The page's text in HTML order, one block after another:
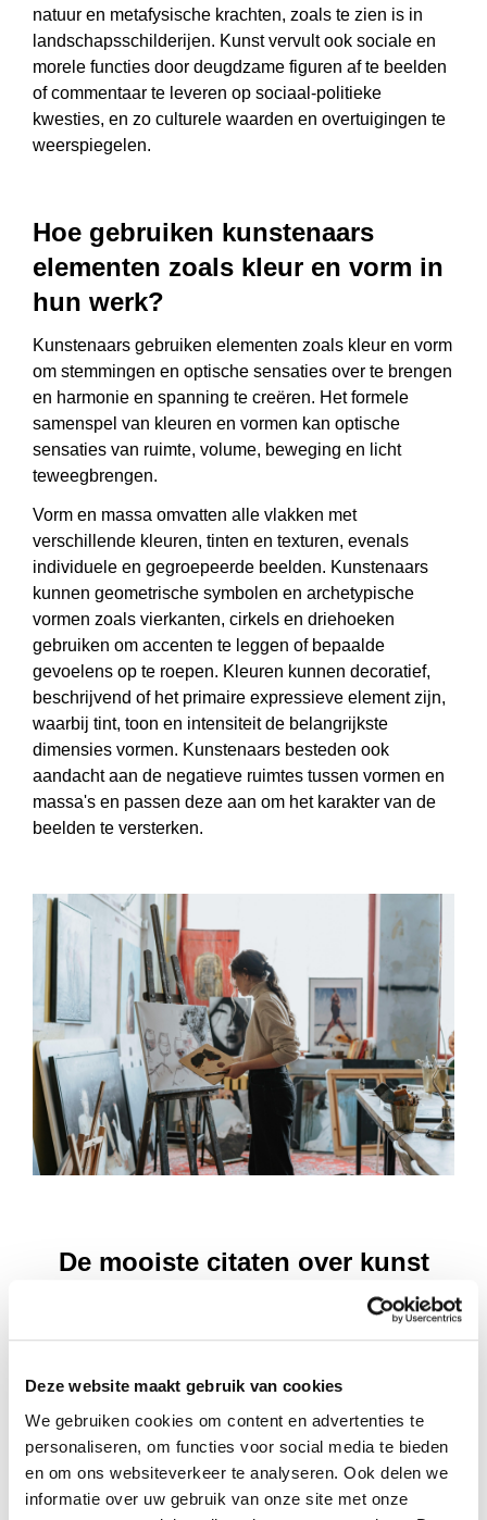
Deze website maakt gebruik van cookies
We gebruiken cookies om content en advertenties te
personaliseren, om functies voor social media te bieden
en om ons websiteverkeer te analyseren. Ook delen we
informatie over uw gebruik van onze site met onze
natuur en metafysische krachten, zoals te zien is in
landschapsschilderijen. Kunst vervult ook sociale en
morele functies door deugdzame figuren af ​​te beelden
of commentaar te leveren op sociaal-politieke
kwesties, en zo culturele waarden en overtuigingen te
weerspiegelen.
Hoe gebruiken kunstenaars
elementen zoals kleur en vorm in
hun werk?
Kunstenaars gebruiken elementen zoals kleur en vorm
om stemmingen en optische sensaties over te brengen
en harmonie en spanning te creëren. Het formele
samenspel van kleuren en vormen kan optische
sensaties van ruimte, volume, beweging en licht
teweegbrengen.
Vorm en massa omvatten alle vlakken met
verschillende kleuren, tinten en texturen, evenals
individuele en gegroepeerde beelden. Kunstenaars
kunnen geometrische symbolen en archetypische
vormen zoals vierkanten, cirkels en driehoeken
gebruiken om accenten te leggen of bepaalde
gevoelens op te roepen. Kleuren kunnen decoratief,
beschrijvend of het primaire expressieve element zijn,
waarbij tint, toon en intensiteit de belangrijkste
dimensies vormen. Kunstenaars besteden ook
aandacht aan de negatieve ruimtes tussen vormen en
massa's en passen deze aan om het karakter van de
beelden te versterken.
De mooiste citaten over kunst
Kunst is een diepgaande uitdrukking van de ziel en de
zuiveren;Pablo Picassonoemde het bijvoorbeeld
manier om het stof van het dagelijks leven weg te
Vincent van Gogh
laten zien dat hij „diep voelt“.